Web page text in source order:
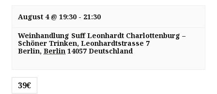
August 4 @ 19:30 - 21:30
Weinhandlung Suff Leonhardt Charlottenburg –
Schöner Trinken,Leonhardtstrasse 7
Berlin, Berlin 14057 Deutschland
39€